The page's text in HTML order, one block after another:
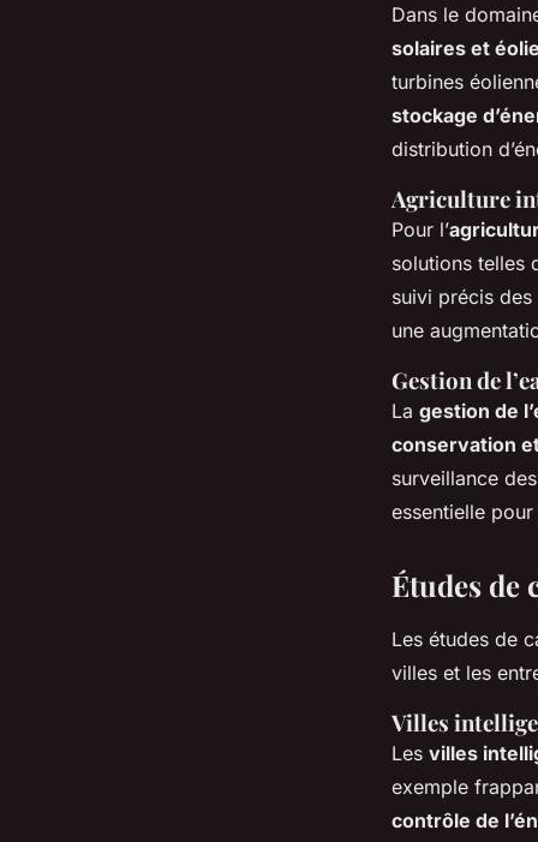
Dans le
solaires et
turbines
stockage
distribution
Agriculture
Pour l’
solutions telles
suivi précis des
une
Gestion de
La gestion de
conservation
surveillance
essentielle
Études de
Les études de
villes et les
Villes
Les villes
exemple
contrôle de